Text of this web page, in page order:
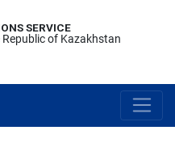
SERVICE
of Kazakhstan